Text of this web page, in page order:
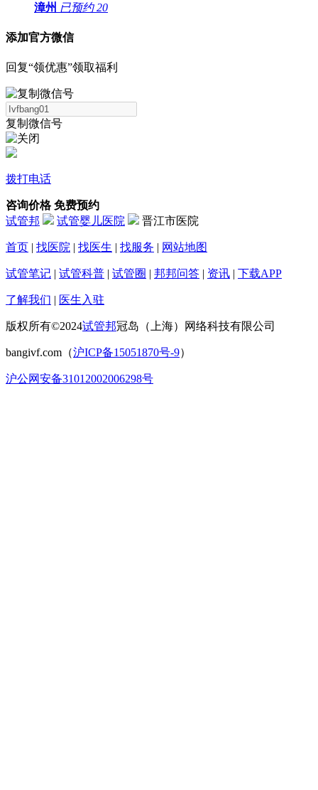
漳州 已预约 20
添加官方微信
回复“领优惠”领取福利
复制微信号
拨打电话
咨询价格 免费预约
试管邦
试管婴儿医院 晋江市医院
首页 | 找医院 | 找医生 | 找服务 | 网站地图
试管笔记 | 试管科普 | 试管圈 | 邦邦问答 | 资讯 | 下载APP
了解我们 | 医生入驻
版权所有©2024试管邦冠岛（上海）网络科技有限公司
bangivf.com（沪ICP备15051870号-9）
沪公网安备31012002006298号